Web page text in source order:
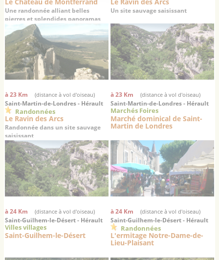
Une randonnée alliant belles
pierres et splendides panoramas
Un site sauvage saisissant
à 23 Km (distance à vol d'oiseau)
Saint-Martin-de-Londres - Hérault
Randonnées
Le Ravin des Arcs
Randonnée dans un site sauvage
saisissant
à 23 Km (distance à vol d'oiseau)
Saint-Martin-de-Londres - Hérault
Marchés Foires
Marché dominical de Saint-
Martin de Londres
à 24 Km (distance à vol d'oiseau)
Saint-Guilhem-le-Désert - Hérault
Villes villages
Saint-Guilhem-le-Désert
à 24 Km (distance à vol d'oiseau)
Saint-Guilhem-le-Désert - Hérault
Randonnées
L'ermitage Notre-Dame-de-
Lieu-Plaisant